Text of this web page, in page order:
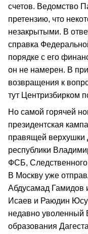
счетов. Ведомство
претензию, что
незакрытыми. В
справка
порядке с его
он не намерен. В
возвращения к
тут Центризбирком
Но самой горячей
президентская
правящей верхушки
республики
ФСБ, Следственного
В Москву уже
Абдусамад Гамидов
Исаев и Раюдин
недавно
образования